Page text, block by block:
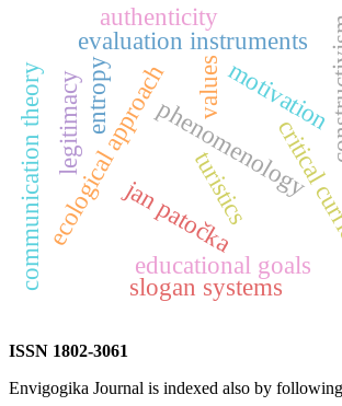
phenomenology
jan patočka
ecological approach motivation
turistics
educational goals
evaluation instruments
communication theory
authenticity
legitimacy
slogan systems
entropy values
ISSN 1802-3061
Envigogika Journal is indexed also by